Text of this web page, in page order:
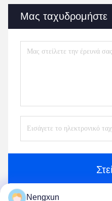
Μας ταχυδρομήστε
Nengxun